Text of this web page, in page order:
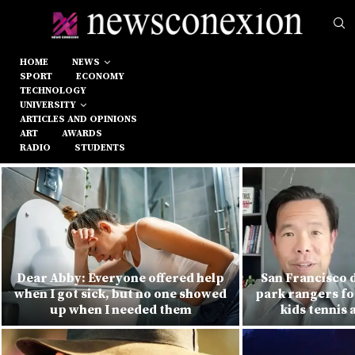
HOME
NEWS
SPORT
ECONOMY
TECHNOLOGY
UNIVERSITY
ARTICLES AND OPINIONS
ART
AWARDS
RADIO
STUDENTS
Dear Abby: Everyone offered help
when I got sick, but no one showed
up when I needed them
San Francisco
park rangers
kids tennis